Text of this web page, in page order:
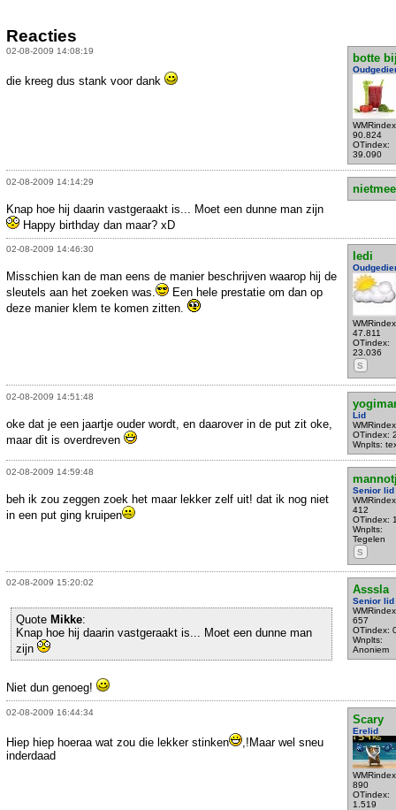
Reacties
02-08-2009 14:08:19
botte
90.824
OTindex:
39.090
die kreeg dus stank voor dank
02-08-2009 14:14:29
Knap hoe hij daarin vastgeraakt is... Moet een dunne man zijn
Happy birthday dan maar? xD
02-08-2009 14:46:30
ledi
47.811
OTindex:
23.036
S
Misschien kan de man eens de manier beschrijven waarop hij de
sleutels aan het zoeken was.
Een hele prestatie om dan op
deze manier klem te komen zitten.
02-08-2009 14:51:48
Lid
OTindex:
Wnplts:
oke dat je een jaartje ouder wordt, en daarover in de put zit oke,
maar dit is overdreven
02-08-2009 14:59:48
Senior lid
412
OTindex:
Wnplts:
Tegelen
S
beh ik zou zeggen zoek het maar lekker zelf uit! dat ik nog niet
in een put ging kruipen
02-08-2009 15:20:02
Asssla
Senior lid
657
OTindex:
Wnplts:
Anoniem
Quote Mikke:
Knap hoe hij daarin vastgeraakt is... Moet een dunne man
zijn
Niet dun genoeg!
02-08-2009 16:44:34
Scary
Erelid
890
OTindex:
1.519
Hiep hiep hoeraa wat zou die lekker stinken
,!Maar wel sneu
inderdaad